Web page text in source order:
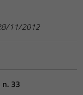
11/2012
n. 33